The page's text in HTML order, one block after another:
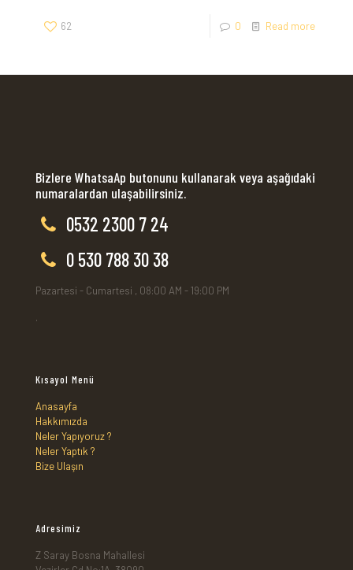
62 0 Read more
Bizlere WhatsaAp butonunu kullanarak veya aşağıdaki
numaralardan ulaşabilirsiniz.
0532 2300 7 24
0 530 788 30 38
Pazartesi - Cumartesi , 08:00 AM - 19:00 PM
.
Kısayol Menü
Anasayfa
Hakkımızda
Neler Yapıyoruz ?
Neler Yaptık ?
Bize Ulaşın
Adresimiz
Z Saray Bosna Mahallesi